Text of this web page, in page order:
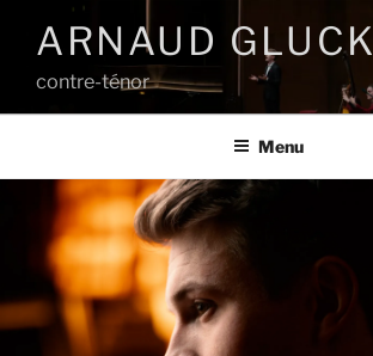
ARNAUD GLUCK
contre-ténor
Menu